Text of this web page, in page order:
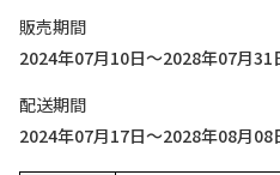
販売期間
2024年07月10日～2028年07月31
配送期間
2024年07月17日～2028年08月08